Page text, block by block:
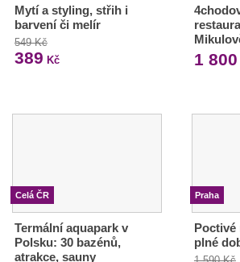
Mytí a styling, střih i
barvení či melír
549 Kč
389 Kč 1 800
Celá ČR
Termální aquapark v
Polsku: 30 bazénů,
atrakce, sauny
Praha
Poctivé
plné